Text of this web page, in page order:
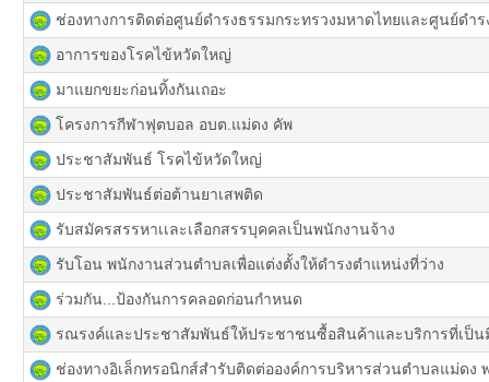
ช่องทางการติดต่อศูนย์ดำรงธรรมกระทรวงมหาดไทยและศูนย์ดำ
อาการของโรคไข้หวัดใหญ่
มาแยกขยะก่อนทิ้งกันเถอะ
โครงการกีฬาฟุตบอล อบต.แม่ดง คัพ
ประชาสัมพันธ์ โรคไข้หวัดใหญ่
ประชาสัมพันธ์ต่อต้านยาเสพติด
รับสมัครสรรหาเเละเลือกสรรบุคคลเป็นพนักงานจ้าง
รับโอน พนักงานส่วนตำบลเพื่อแต่งตั้งให้ดำรงตำแหน่งที่ว่าง
ร่วมกัน...ป้องกันการคลอดก่อนกำหนด
รณรงค์และประชาสัมพันธ์ให้ประชาชนซื้อสินค้าและบริการที่เป็น
ช่องทางอิเล็กทรอนิกส์สำรับติดต่อองค์การบริหารส่วนตำบลแม่ดง